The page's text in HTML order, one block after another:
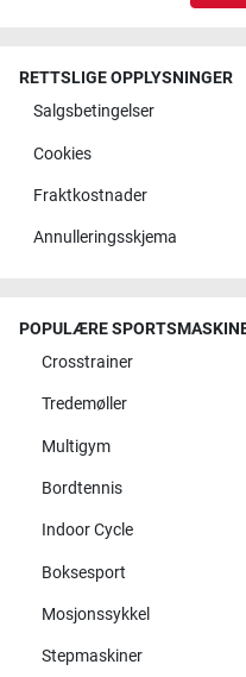
RETTSLIGE OPPLYSNINGER
Salgsbetingelser
Cookies
Fraktkostnader
Annulleringsskjema
POPULÆRE
Crosstrainer
Tredemøller
Multigym
Bordtennis
Indoor Cycle
Boksesport
Mosjonssykkel
Stepmaskiner